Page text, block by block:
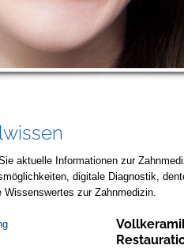
aktuelle Informationen zur
digitale Diagnostik,
Wissenswertes zur Zahnmedizin.